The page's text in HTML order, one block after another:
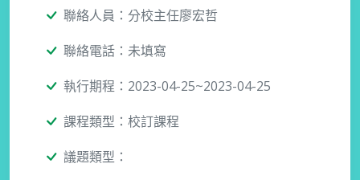
聯絡人員：分校主任廖宏哲
聯絡電話：未填寫
執行期程：2023-04-25~2023-04-25
課程類型：校訂課程
議題類型：